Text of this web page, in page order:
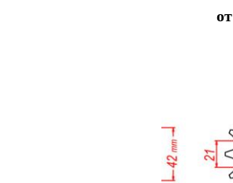
от